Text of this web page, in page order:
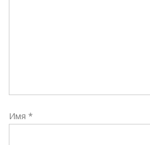
Имя *